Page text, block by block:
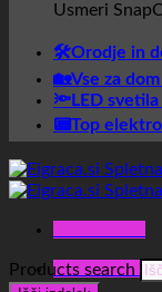
Usmeri
🛠️Orodje in
🏡Vse za
🔦LED
📟Top
Glavni meni
Products search